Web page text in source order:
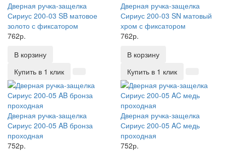
Дверная ручка-защелка
Сириус 200-03 SB матовое
золото с фиксатором
762р.
В корзину
Купить в 1 клик
Дверная ручка-защелка
Сириус 200-03 SN матовый
хром с фиксатором
762р.
В корзину
Купить в 1 клик
Дверная ручка-защелка
Сириус 200-05 AB бронза
проходная
752р.
Дверная ручка-защелка
Сириус 200-05 AC медь
проходная
752р.